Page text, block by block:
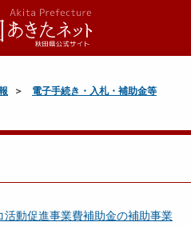
電子手続き・入札・補助金等
動促進事業費補助金の補助事業